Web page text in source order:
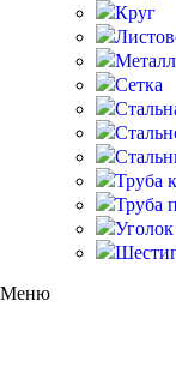
Круг
Сетка
Труба
Труба
Меню